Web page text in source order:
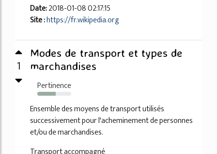
Date:2018-01-08 02:17:15
Site :https://fr.wikipedia.org
1
Modes de transport et types de
marchandises
Pertinence
54%
Ensemble des moyens de transport utilisés
successivement pour l'acheminement de personnes
et/ou de marchandises.